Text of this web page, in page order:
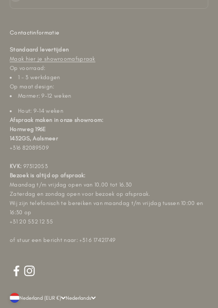
Contactinformatie
Standaard levertijden
Maak hier je showroomafspraak
Op voorraad:
1 - 3 werkdagen
Op maat design:
Marmer: 9-12 weken
Hout: 9-14 weken
Afspraak maken in onze showroom:
Hornweg 196E
1432GS, Aalsmeer
+316 82089509
KVK: 97312053
Bezoek is altijd op afspraak:
Maandag t/m vrijdag open van 10.00 tot 16.30
Zaterdag en zondag open voor bezoek op afspraak.
Wij zijn telefonisch te bereiken van maandag t/m vrijdag tussen 10:00 en
16:30 op
+31 20 532 12 35
of stuur een bericht naar: +31 6 17421749
Nederland (EUR €) Nederlands